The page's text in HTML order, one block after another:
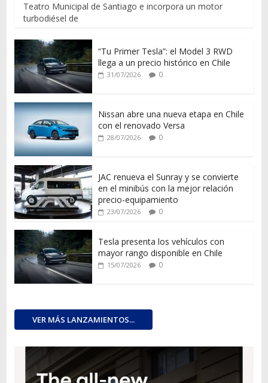
Teatro Municipal de Santiago e incorpora un motor
turbodiésel de
“Tu Primer Tesla”: el Model 3 RWD
llega a un precio histórico en Chile
31/07/2026 0
Nissan abre una nueva etapa en Chile
con el renovado Versa
28/07/2026 0
JAC renueva el Sunray y se convierte
en el minibús con la mejor relación
precio-equipamiento
23/07/2026 0
Tesla presenta los vehículos con
mayor rango disponible en Chile
15/07/2026 0
VER MÁS LANZAMIENTOS...